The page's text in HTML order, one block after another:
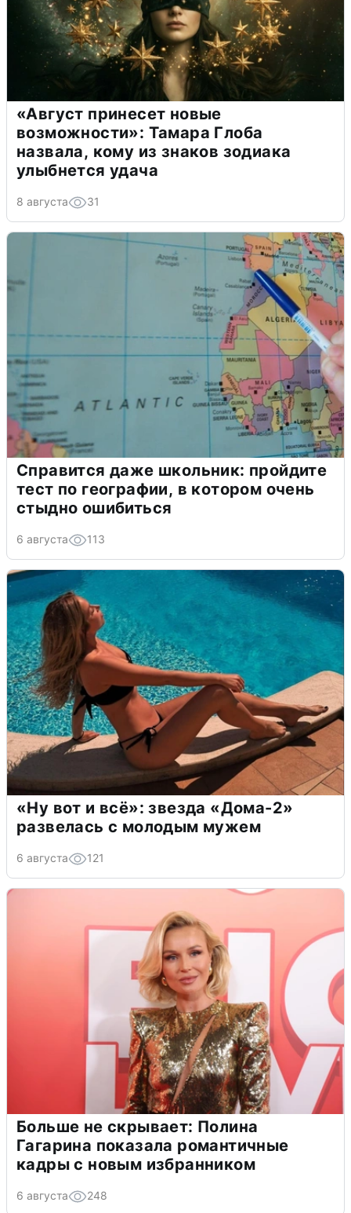
«Август принесет новые
возможности»: Тамара Глоба
назвала, кому из знаков зодиака
улыбнется удача
8 августа 31
Справится даже школьник: пройдите
тест по географии, в котором очень
стыдно ошибиться
6 августа 113
«Ну вот и всё»: звезда «Дома-2»
развелась с молодым мужем
6 августа 121
Больше не скрывает: Полина
Гагарина показала романтичные
кадры с новым избранником
6 августа 248